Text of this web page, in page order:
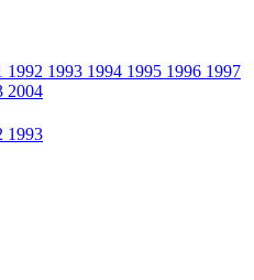
1992 1993 1994 1995 1996 1997
2004
1993